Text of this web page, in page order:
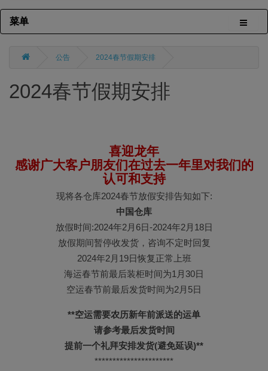
菜单
公告 2024春节假期安排
2024春节假期安排
喜迎龙年
感谢广大客户朋友们在过去一年里对我们的
认可和支持
现将各仓库2024春节放假安排告知如下:
中国仓库
放假时间:2024年2月6日-2024年2月18日
放假期间暂停收发货，咨询不定时回复
2024年2月19日恢复正常上班
海运春节前最后装柜时间为1月30日
空运春节前最后发货时间为2月5日
**空运需要农历新年前派送的运单
请参考最后发货时间
提前一个礼拜安排发货(避免延误)**
**********************